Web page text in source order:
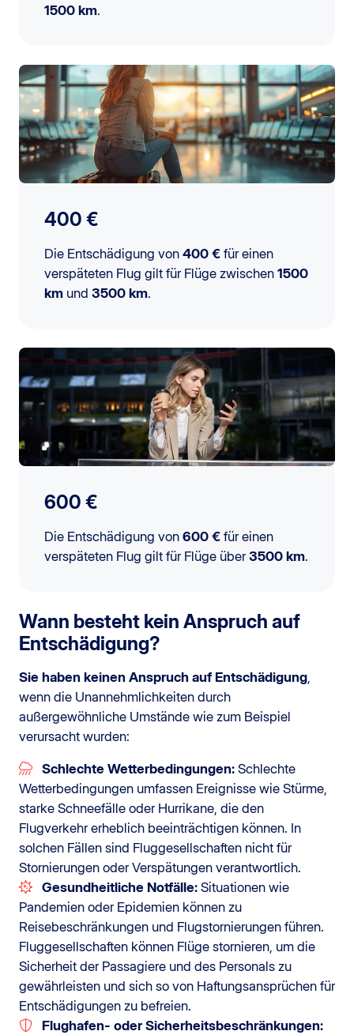
1500 km.
400 €
Die Entschädigung von 400 € für einen
verspäteten Flug gilt für Flüge zwischen 1500
km und 3500 km.
600 €
Die Entschädigung von 600 € für einen
verspäteten Flug gilt für Flüge über3500 km.
Wann besteht kein Anspruch auf
Entschädigung?
Sie haben keinen Anspruch auf Entschädigung,
wenn die Unannehmlichkeiten durch
außergewöhnliche Umstände wie zum Beispiel
verursacht wurden:
Schlechte Wetterbedingungen: Schlechte
Wetterbedingungen umfassen Ereignisse wie Stürme,
starke Schneefälle oder Hurrikane, die den
Flugverkehr erheblich beeinträchtigen können. In
solchen Fällen sind Fluggesellschaften nicht für
Stornierungen oder Verspätungen verantwortlich.
Gesundheitliche Notfälle: Situationen wie
Pandemien oder Epidemien können zu
Reisebeschränkungen und Flugstornierungen führen.
Fluggesellschaften können Flüge stornieren, um die
Sicherheit der Passagiere und des Personals zu
gewährleisten und sich so von Haftungsansprüchen für
Entschädigungen zu befreien.
Flughafen- oder Sicherheitsbeschränkungen: